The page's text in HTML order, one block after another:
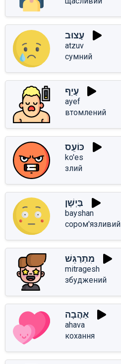
עָצוּב
atzuv
сумний
עָיֵף
ayef
втомлений
כּוֹעֵס
ko'es
злий
בַּיְשָׁן
bayshan
сором'язливий
מִתְרַגֵּשׁ
mitragesh
збуджений
אַהֲבָה
ahava
кохання